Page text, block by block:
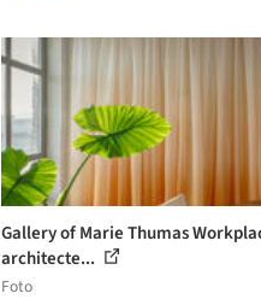
Gallery of Marie Thumas
architecte...
Foto